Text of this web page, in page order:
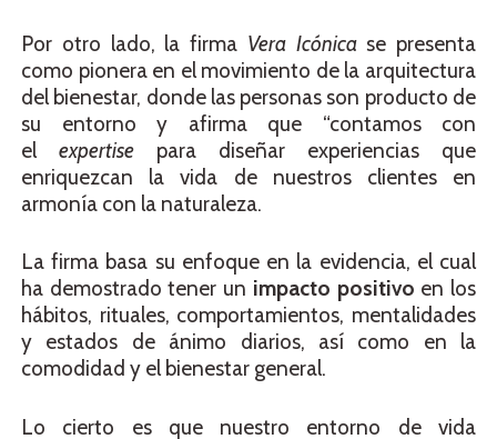
Por otro lado, la firma Vera Icónicase presenta
como pionera en el movimiento de la arquitectura
del bienestar, donde las personas son producto de
su entorno y afirma que “contamos con
el expertise para diseñar experiencias que
enriquezcan la vida de nuestros clientes en
armonía con la naturaleza.
La firma basa su enfoque en la evidencia, el cual
ha demostrado tener un impacto positivo en los
hábitos, rituales, comportamientos, mentalidades
y estados de ánimo diarios, así como en la
comodidad y el bienestar general.
Lo cierto es que nuestro entorno de vida